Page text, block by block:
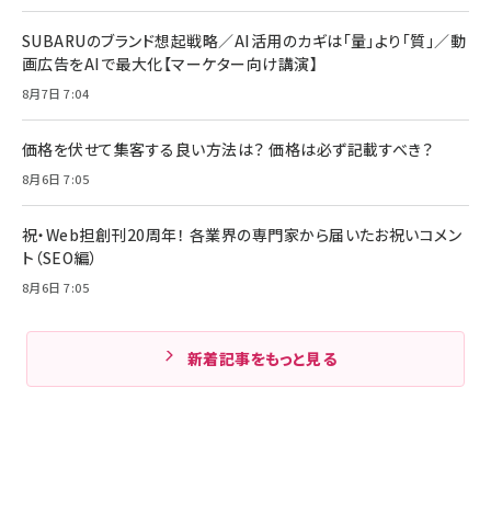
SUBARUのブランド想起戦略／AI活用のカギは「量」より「質」／動
画広告をAIで最大化【マーケター向け講演】
8月7日 7:04
価格を伏せて集客する良い方法は？ 価格は必ず記載すべき？
8月6日 7:05
祝・Web担創刊20周年！ 各業界の専門家から届いたお祝いコメン
ト（SEO編）
8月6日 7:05
新着記事をもっと見る